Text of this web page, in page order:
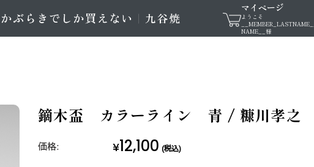
マイページ
ようこそ
__MEMBER_LASTNAME__
NAME__ 様
鏑木盃 カラーライン 青 / 糠川孝之
価格: ¥12,100 (税込)